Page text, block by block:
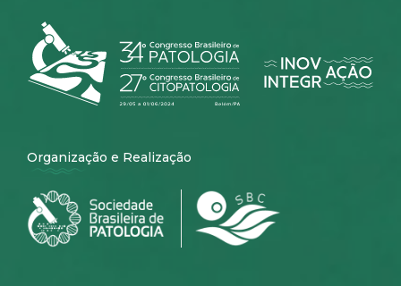
Organização e Realização